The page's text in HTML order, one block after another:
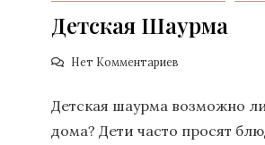
Детская Шаурма
Нет Комментариев
Детская шаурма возможно
дома? Дети часто просят